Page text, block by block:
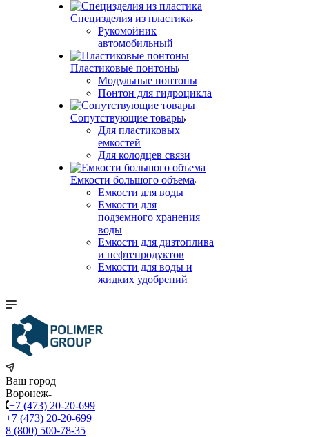
Специзделия из пластика
Рукомойник
автомобильный
Пластиковые понтоны
Модульные понтоны
Понтон для гидроцикла
Сопутствующие товары
Для пластиковых
емкостей
Для колодцев связи
Емкости большого объема
Емкости для воды
Емкости для
подземного хранения
воды
Емкости для дизтоплива
и нефтепродуктов
Емкости для воды и
жидких удобрений
Ваш город
Воронеж
+7 (473) 20-20-699
+7 (473) 20-20-699
8 (800) 500-78-35